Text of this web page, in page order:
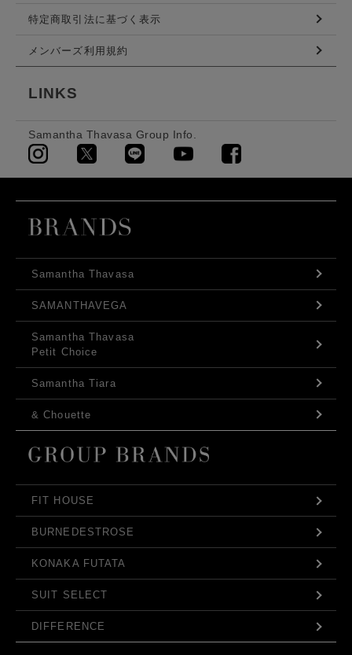
特定商取引法に基づく表示
メンバーズ利用規約
LINKS
Samantha Thavasa Group Info.
Samantha Thavasa
SAMANTHAVEGA
Samantha Thavasa
Petit Choice
Samantha Tiara
& Chouette
FIT HOUSE
BURNEDESTROSE
KONAKA FUTATA
SUIT SELECT
DIFFERENCE